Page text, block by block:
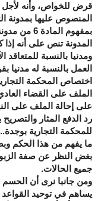
قرض للخواص، وأنه لأجل
المنصوص عليها بمدونة
المدونة تنص على أنه إذا
ومدنيا بالنسبة
العمل بالنسبة له مدنيا
اختصاص المحكمة
الملف على القضاء
على إحالة الملف على
رد الدفع المثار
للمحكمة التجارية
ما يفهم من هذا الحكم
بغض النظر عن صفة
جميع الحالات.
ومن جانبا نرى أن
يساهم في توحيد القواعد